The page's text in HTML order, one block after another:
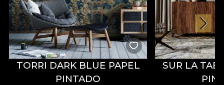
TORRI DARK BLUE PAPEL
PINTADO
SUR LA